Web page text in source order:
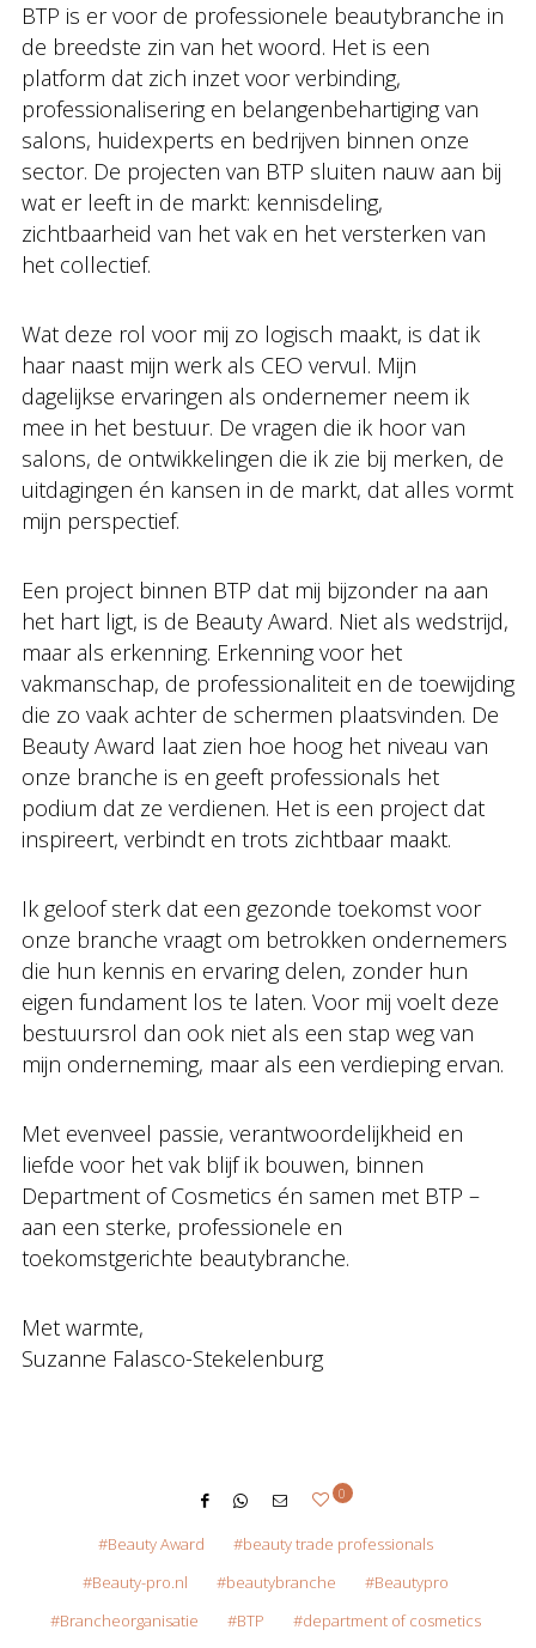
BTP is er voor de professionele beautybranche in
de breedste zin van het woord. Het is een
platform dat zich inzet voor verbinding,
professionalisering en belangenbehartiging van
salons, huidexperts en bedrijven binnen onze
sector. De projecten van BTP sluiten nauw aan bij
wat er leeft in de markt: kennisdeling,
zichtbaarheid van het vak en het versterken van
het collectief.
Wat deze rol voor mij zo logisch maakt, is dat ik
haar naast mijn werk als CEO vervul. Mijn
dagelijkse ervaringen als ondernemer neem ik
mee in het bestuur. De vragen die ik hoor van
salons, de ontwikkelingen die ik zie bij merken, de
uitdagingen én kansen in de markt, dat alles vormt
mijn perspectief.
Een project binnen BTP dat mij bijzonder na aan
het hart ligt, is de Beauty Award. Niet als wedstrijd,
maar als erkenning. Erkenning voor het
vakmanschap, de professionaliteit en de toewijding
die zo vaak achter de schermen plaatsvinden. De
Beauty Award laat zien hoe hoog het niveau van
onze branche is en geeft professionals het
podium dat ze verdienen. Het is een project dat
inspireert, verbindt en trots zichtbaar maakt.
Ik geloof sterk dat een gezonde toekomst voor
onze branche vraagt om betrokken ondernemers
die hun kennis en ervaring delen, zonder hun
eigen fundament los te laten. Voor mij voelt deze
bestuursrol dan ook niet als een stap weg van
mijn onderneming, maar als een verdieping ervan.
Met evenveel passie, verantwoordelijkheid en
liefde voor het vak blijf ik bouwen, binnen
Department of Cosmetics én samen met BTP –
aan een sterke, professionele en
toekomstgerichte beautybranche.
Met warmte,
Suzanne Falasco-Stekelenburg
0
Beauty Award
beauty trade professionals
Beauty-pro.nl
beautybranche
Beautypro
Brancheorganisatie
BTP department of cosmetics